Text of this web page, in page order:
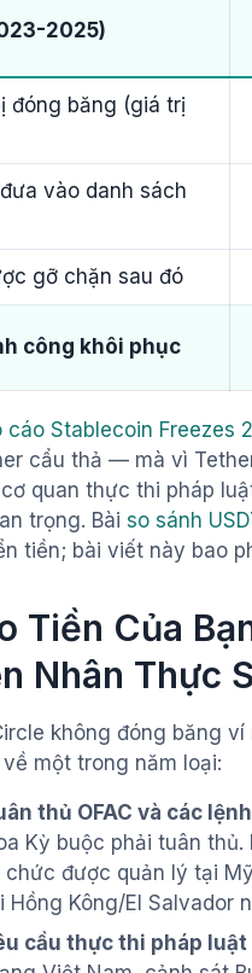
2025)
đóng băng (giá trị
vào danh sách
gỡ chặn sau đó
công khôi phục
cáo Stablecoin Freezes
cẩu thả — mà vì
quan thực thi pháp
trọng. Bài so sánh
tiền; bài viết này bao
Tiền Của
Nhân Thực
không đóng băng
một trong năm loại:
thủ OFAC và các
Kỳ buộc phải tuân
chức được quản lý tại
Hồng Kông/El Salvador
cầu thực thi pháp luật